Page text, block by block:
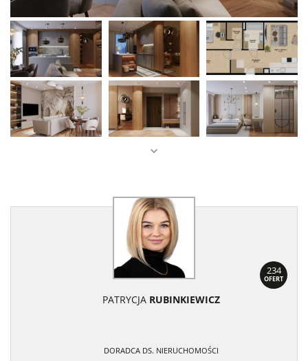
234
OFERT
PATRYCJA RUBINKIEWICZ
DORADCA DS. NIERUCHOMOŚCI